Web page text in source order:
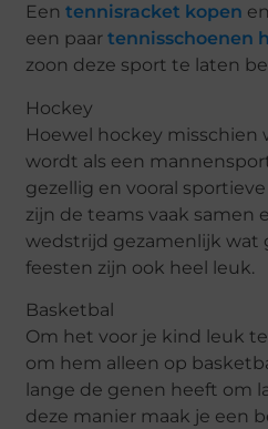
Eentennisracket kopen
een paar tennisschoenen
zoon deze sport te laten
Hockey
Hoewel hockey misschien
wordt als een
gezellig en vooral
zijn de teams vaak samen
wedstrijd gezamenlijk wat
feesten zijn ook heel leuk.
Basketbal
Om het voor je kind leuk
om hem alleen op
lange de genen heeft om
deze manier maak je een